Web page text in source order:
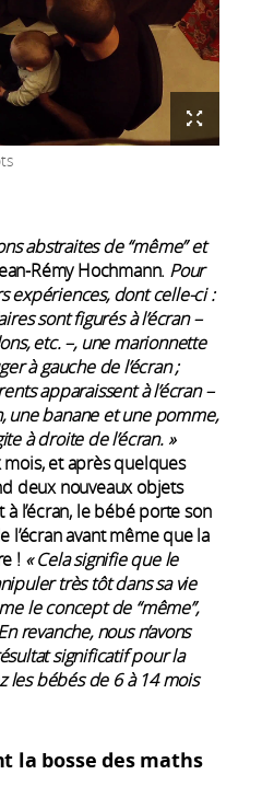
abstraites de “même” et
Rémy Hochmann. Pour
expériences, dont celle-ci :
sont figurés à l’écran –
etc. –, une marionnette
à gauche de l’écran ;
apparaissent à l’écran –
une banane et une pomme,
à droite de l’écran. »
mois, et après quelques
deux nouveaux objets
l’écran, le bébé porte son
l’écran avant même que la
! « Cela signifie que le
très tôt dans sa vie
le concept de “même”,
revanche, nous n’avons
significatif pour la
les bébés de 6 à 14 mois
la bosse des maths